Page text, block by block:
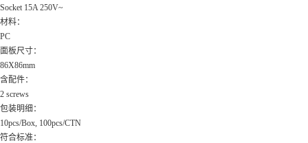
Socket 15A 250V~
材料：
PC
面板尺寸：
86X86mm
含配件：
2 screws
包装明细：
10pcs/Box, 100pcs/CTN
符合标准：